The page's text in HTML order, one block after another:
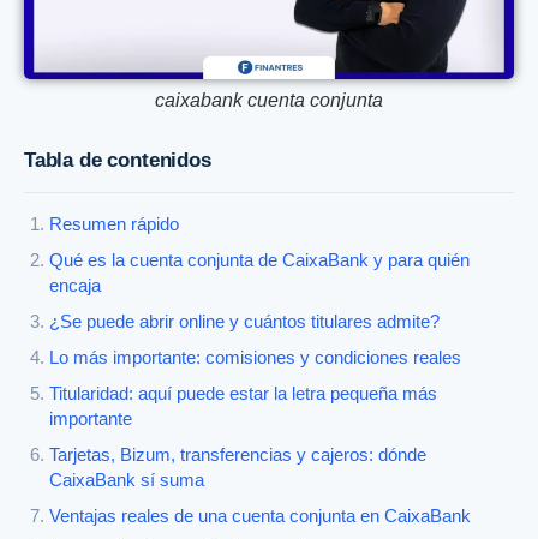
caixabank cuenta conjunta
Tabla de contenidos
Resumen rápido
Qué es la cuenta conjunta de CaixaBank y para quién
encaja
¿Se puede abrir online y cuántos titulares admite?
Lo más importante: comisiones y condiciones reales
Titularidad: aquí puede estar la letra pequeña más
importante
Tarjetas, Bizum, transferencias y cajeros: dónde
CaixaBank sí suma
Ventajas reales de una cuenta conjunta en CaixaBank